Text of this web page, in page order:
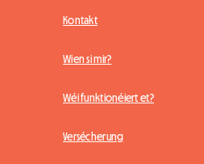
Kontakt
Wien si mir?
Wéi funktionéiert et?
Versécherung